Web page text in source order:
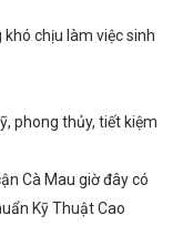
chịu làm việc sinh
phong thủy, tiết kiệm
Cà Mau giờ đây có
Kỹ Thuật Cao